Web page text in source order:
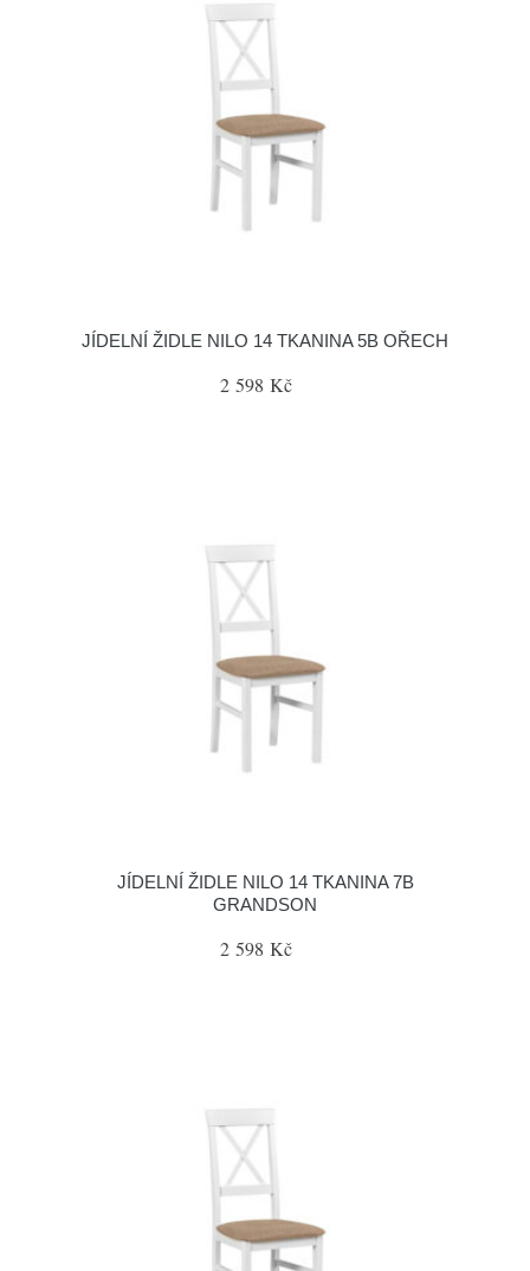
JÍDELNÍ ŽIDLE NILO 14 TKANINA 5B OŘECH
2 598 Kč
JÍDELNÍ ŽIDLE NILO 14 TKANINA 7B
GRANDSON
2 598 Kč